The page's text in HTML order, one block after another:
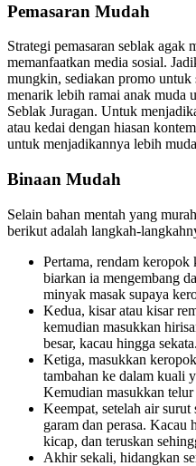
Pemasaran Mudah
Strategi pemasaran seblak agak
memanfaatkan media sosial.
mungkin, sediakan promo untuk
menarik lebih ramai anak muda
Seblak Juragan. Untuk
atau kedai dengan hiasan
untuk menjadikannya lebih
Binaan Mudah
Selain bahan mentah yang
berikut adalah langkah-
Pertama, rendam keropok
biarkan ia mengembang
minyak masak supaya
Kedua, kisar atau kisar
kemudian masukkan
besar, kacau hingga sekata.
Ketiga, masukkan
tambahan ke dalam kuali
Kemudian masukkan
Keempat, setelah air
garam dan perasa. Kacau
kicap, dan teruskan
Akhir sekali, hidangkan